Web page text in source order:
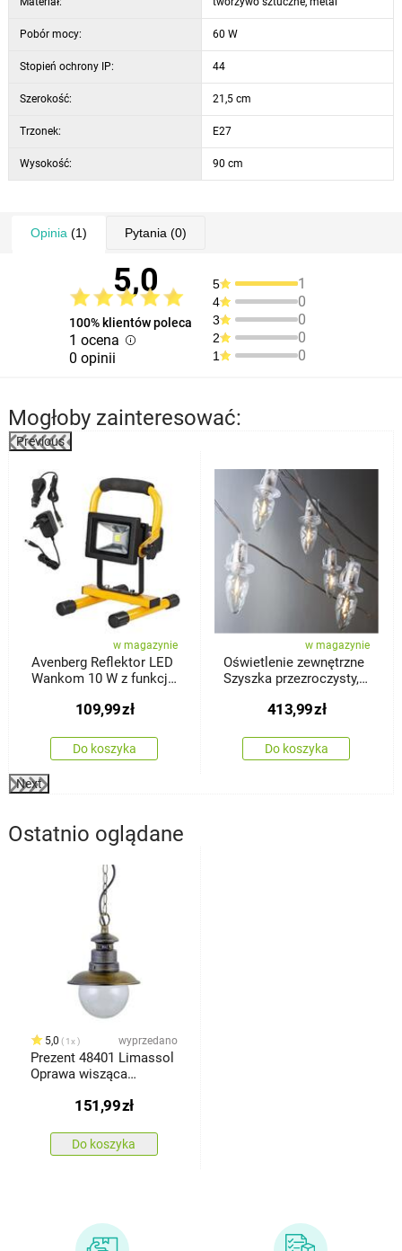
Pobór mocy: 60 W
Stopień ochrony IP: 44
Szerokość: 21,5 cm
Trzonek: E27
Wysokość: 90 cm
Opinia (1) Pytania (0)
5,0
100% klientów poleca
1 ocena
0 opinii
5 1
4 0
3 0
2 0
1 0
Mogłoby zainteresować:
Previous
w magazynie
Avenberg Reflektor LED
Wankom 10 W z funkcją
109,99zł
Do koszyka
w magazynie
Oświetlenie zewnętrzne
Szyszka przezroczysty,
przedłużenie
413,99zł
Do koszyka
Next
Ostatnio oglądane
5,0 1x wyprzedano
Prezent 48401 Limassol
Oprawa wisząca
W, IP44, czarny ze złotą
151,99zł
Do koszyka